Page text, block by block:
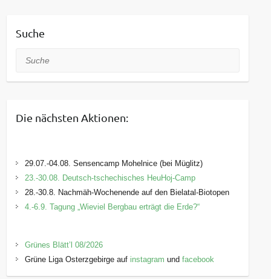
Suche
Suche
Die nächsten Aktionen:
29.07.-04.08. Sensencamp Mohelnice (bei Müglitz)
23.-30.08. Deutsch-tschechisches HeuHoj-Camp
28.-30.8. Nachmäh-Wochenende auf den Bielatal-Biotopen
4.-6.9. Tagung „Wieviel Bergbau erträgt die Erde?“
Grünes Blätt’l 08/2026
Grüne Liga Osterzgebirge auf instagram undfacebook